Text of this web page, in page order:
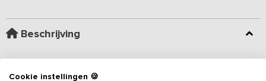
Beschrijving
historische waarde. Het karaktervolle gebouw bevindt zich in een
Cookie instellingen 🍪